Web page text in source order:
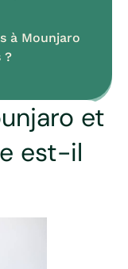
à Mounjaro
?
et
est-il